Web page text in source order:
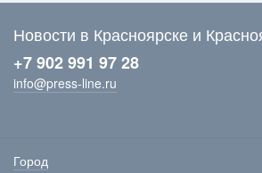
Новости в Красноярске и
+7 902 991 97 28
info@press-line.ru
Город